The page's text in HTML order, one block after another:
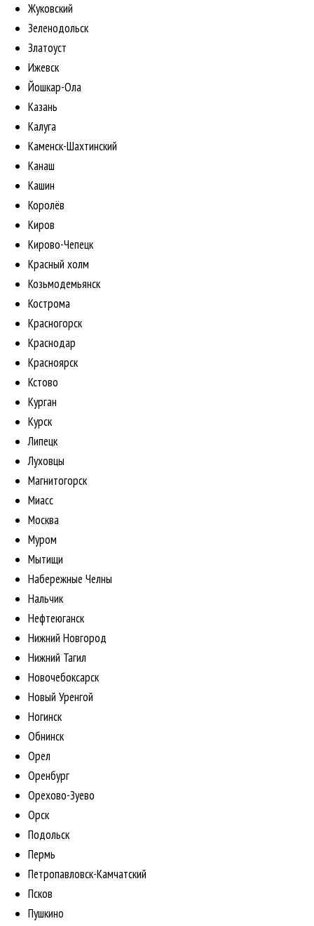
Жуковский
Зеленодольск
Златоуст
Ижевск
Йошкар-Ола
Казань
Калуга
Каменск-Шахтинский
Канаш
Кашин
Королёв
Киров
Кирово-Чепецк
Красный холм
Козьмодемьянск
Кострома
Красногорск
Краснодар
Красноярск
Кстово
Курган
Курск
Липецк
Луховцы
Магнитогорск
Миасс
Москва
Муром
Мытищи
Набережные Челны
Нальчик
Нефтеюганск
Нижний Новгород
Нижний Тагил
Новочебоксарск
Новый Уренгой
Ногинск
Обнинск
Орел
Оренбург
Орехово-Зуево
Орск
Подольск
Пермь
Петропавловск-Камчатский
Псков
Пушкино